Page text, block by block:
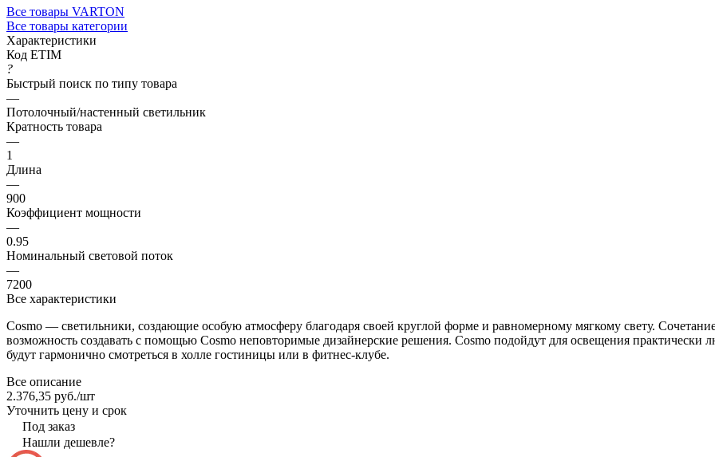
Все товары VARTON
Все товары категории
Характеристики
Код ETIM
?
Быстрый поиск по типу товара
—
Потолочный/настенный светильник
Кратность товара
—
1
Длина
—
900
Коэффициент мощности
—
0.95
Номинальный световой поток
—
7200
Все характеристики
Cosmo — светильники, создающие особую атмосферу благодаря своей круглой форме и равномерному мягкому свету.
возможность создавать с помощью Cosmo неповторимые дизайнерские решения. Cosmo подойдут для освещения
будут гармонично смотреться в холле гостиницы или в фитнес-клубе.
Все описание
2.376,35 руб./шт
Уточнить цену и срок
Под заказ
Нашли дешевле?